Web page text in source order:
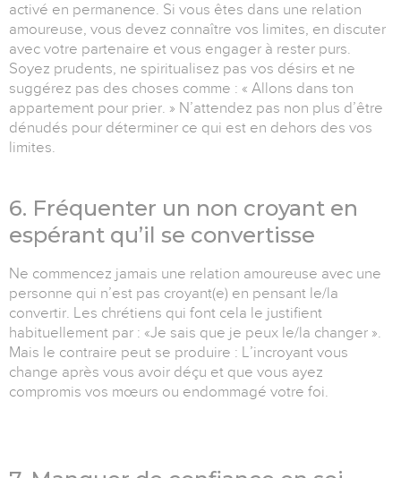
activé en permanence. Si vous êtes dans une relation
amoureuse, vous devez connaître vos limites, en discuter
avec votre partenaire et vous engager à rester purs.
Soyez prudents, ne spiritualisez pas vos désirs et ne
suggérez pas des choses comme : « Allons dans ton
appartement pour prier. » N’attendez pas non plus d’être
dénudés pour déterminer ce qui est en dehors des vos
limites.
6. Fréquenter un non croyant en
espérant qu’il se convertisse
Ne commencez jamais une relation amoureuse avec une
personne qui n’est pas croyant(e) en pensant le/la
convertir. Les chrétiens qui font cela le justifient
habituellement par : «Je sais que je peux le/la changer ».
Mais le contraire peut se produire : L’incroyant vous
change après vous avoir déçu et que vous ayez
compromis vos mœurs ou endommagé votre foi.